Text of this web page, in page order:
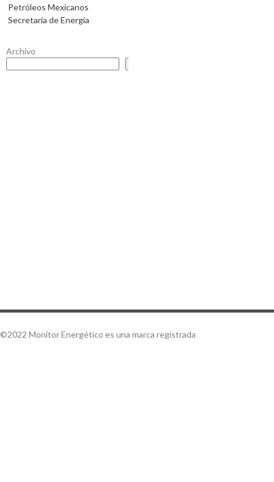
Petróleos Mexicanos
Secretaría de Energía
Archivo
©2022 Monitor Energético es una marca registrada